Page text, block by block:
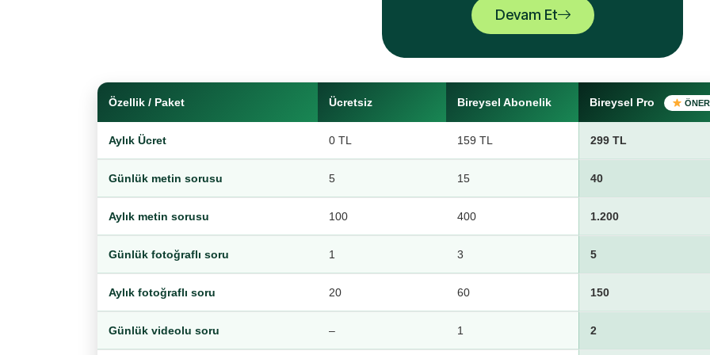
Devam Et
Özellik / Paket Ücretsiz Bireysel Abonelik Bireysel Pro
Aylık Ücret 0 TL 159 TL 299 TL
Günlük metin sorusu 5 15 40
Aylık metin sorusu 100 400 1.200
Günlük fotoğraflı soru 1 3 5
Aylık fotoğraflı soru 20 60 150
Günlük videolu soru – 1 2